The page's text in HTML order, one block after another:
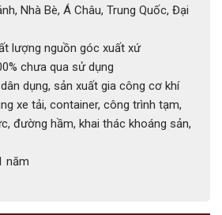
Nhà Bè, Á Châu, Trung Quốc, Đại
lượng nguồn góc xuất xứ
chưa qua sử dụng
dụng, sản xuất gia công cơ khí
xe tải, container, công trình tạm,
đường hầm, khai thác khoáng sản,
năm